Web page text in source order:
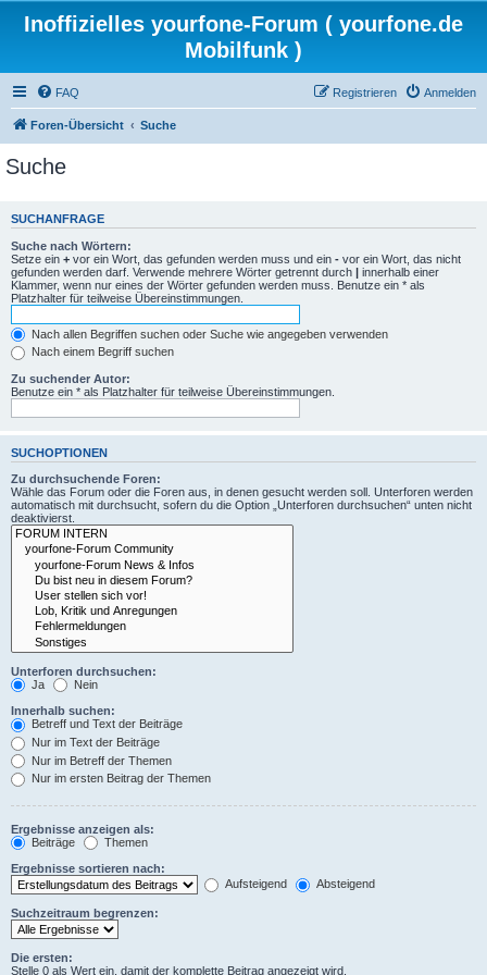
Inoffizielles yourfone-Forum ( yourfone.de
Mobilfunk )
FAQ Anmelden
Registrieren
Foren-Übersicht Suche
Suche
SUCHANFRAGE
Suche nach Wörtern:
Setze ein + vor ein Wort, das gefunden werden muss und ein - vor ein Wort, das nicht
gefunden werden darf. Verwende mehrere Wörter getrennt durch | innerhalb einer
Klammer, wenn nur eines der Wörter gefunden werden muss. Benutze ein * als
Platzhalter für teilweise Übereinstimmungen.
Nach allen Begriffen suchen oder Suche wie angegeben verwenden
Nach einem Begriff suchen
Zu suchender Autor:
Benutze ein * als Platzhalter für teilweise Übereinstimmungen.
SUCHOPTIONEN
Zu durchsuchende Foren:
Wähle das Forum oder die Foren aus, in denen gesucht werden soll. Unterforen werden
automatisch mit durchsucht, sofern du die Option „Unterforen durchsuchen“ unten nicht
deaktivierst.
Unterforen durchsuchen:
Ja
Nein
Innerhalb suchen:
Betreff und Text der Beiträge
Nur im Text der Beiträge
Nur im Betreff der Themen
Nur im ersten Beitrag der Themen
Ergebnisse anzeigen als:
Beiträge
Themen
Ergebnisse sortieren nach:
Aufsteigend
Absteigend
Suchzeitraum begrenzen:
Die ersten:
Stelle 0 als Wert ein, damit der komplette Beitrag angezeigt wird.